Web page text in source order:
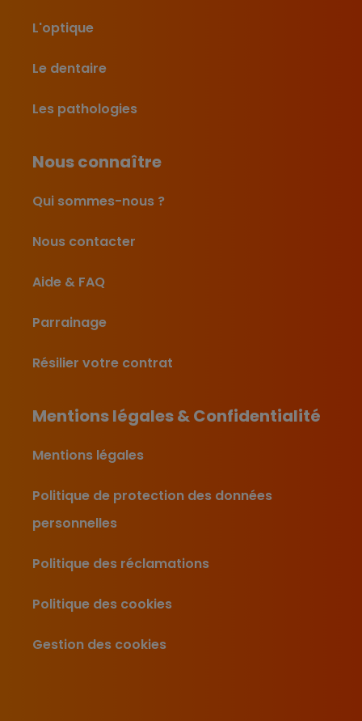
L'optique
Le dentaire
Les pathologies
Nous connaître
Qui sommes-nous ?
Nous contacter
Aide & FAQ
Parrainage
Résilier votre contrat
Mentions légales & Confidentialité
Mentions légales
Politique de protection des données
personnelles
Politique des réclamations
Politique des cookies
Gestion des cookies